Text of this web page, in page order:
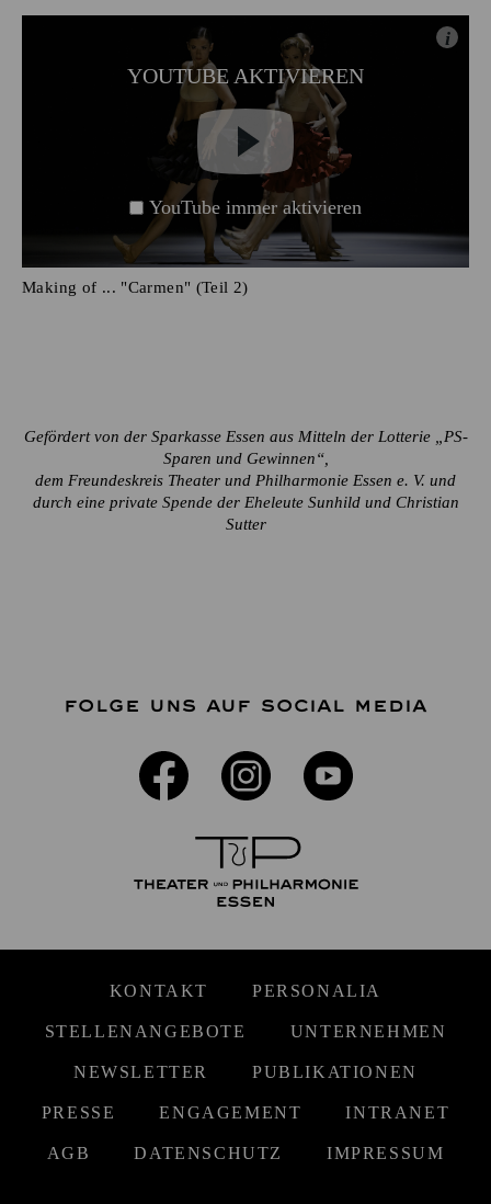
YOUTUBE AKTIVIEREN
i
YouTube immer aktivieren
Making of ... "Carmen" (Teil 2)
Gefördert von der Sparkasse Essen aus Mitteln der Lotterie „PS-
Sparen und Gewinnen“,
dem Freundeskreis Theater und Philharmonie Essen e. V. und
durch eine private Spende der Eheleute Sunhild und Christian
Sutter
FOLGE UNS AUF SOCIAL MEDIA
KONTAKT PERSONALIA
STELLENANGEBOTE UNTERNEHMEN
NEWSLETTER PUBLIKATIONEN
PRESSE ENGAGEMENT INTRANET
AGB DATENSCHUTZ IMPRESSUM